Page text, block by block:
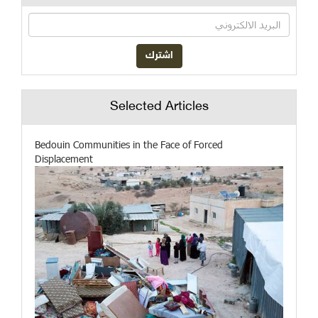
Selected Articles
Bedouin Communities in the Face of Forced
Displacement